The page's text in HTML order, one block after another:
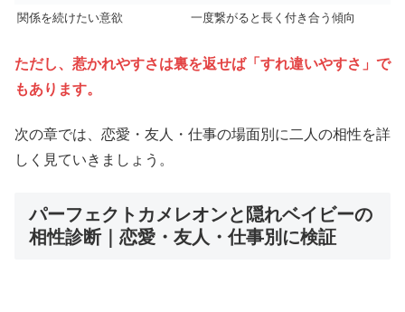
関係を続けたい意欲
一度繋がると長く付き合う傾向
ただし、惹かれやすさは裏を返せば「すれ違いやすさ」で
もあります。
次の章では、恋愛・友人・仕事の場面別に二人の相性を詳
しく見ていきましょう。
パーフェクトカメレオンと隠れベイビーの
相性診断｜恋愛・友人・仕事別に検証